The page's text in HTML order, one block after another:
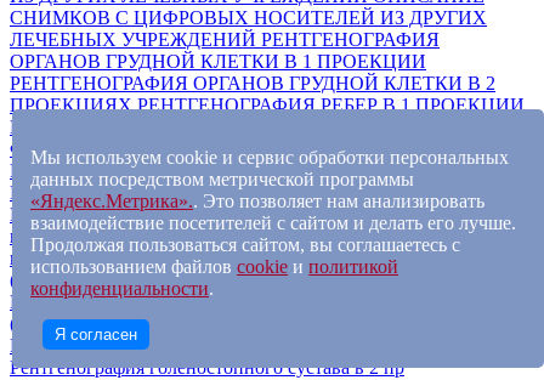
СНИМКОВ С ЦИФРОВЫХ НОСИТЕЛЕЙ ИЗ ДРУГИХ
ЛЕЧЕБНЫХ УЧРЕЖДЕНИЙ РЕНТГЕНОГРАФИЯ
ОРГАНОВ ГРУДНОЙ КЛЕТКИ В 1 ПРОЕКЦИИ
РЕНТГЕНОГРАФИЯ ОРГАНОВ ГРУДНОЙ КЛЕТКИ В 2
ПРОЕКЦИЯХРЕНТГЕНОГРАФИЯ РЕБЕР В 1 ПРОЕКЦИИ
РЕНТГЕНОГРАФИЯ РЕБЕР В 2-Х ПРОЕКЦИЯХ
ФЛЮОРОГРАФИЯ
ФЛЮОРОГРАФИЯВ 2-Х ПРОЕКЦИЯХ
Распечатка снимка на рентгеновской пленке (1 шт)
Рентгенография 1-го и 2-го шейного позвонка
Рентгенография верхней конечности (плечев.кость, кости
предплеч., кисть) в 2 проекцияхРентгенография верхней
конечности (Рентгенография верхней конечности
(плечев.кость, кости предплеч., кисть) в 1 проекции)
Рентгенография всего черепа, в одной или более проекциях
(Рентгенография костей черепа в 2-х проекциях)
Рентгенография голеностопного сустава в 1 пр
Рентгенография голеностопного сустава в 2 пр
Мы используем cookie и сервис обработки персональных
данных посредством метрической программы
«Яндекс.Метрика».. Это позволяет нам анализировать
взаимодействие посетителей с сайтом и делать его лучше.
Продолжая пользоваться сайтом, вы соглашаетесь с
использованием файлов cookie и политикой
конфиденциальности.
Я согласен